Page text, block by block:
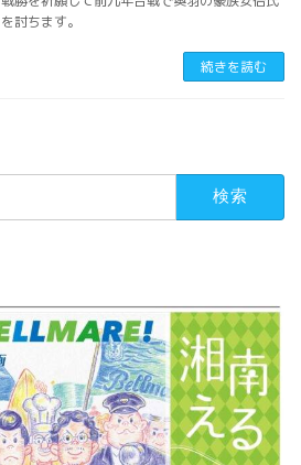
を討ちます。
続きを読む